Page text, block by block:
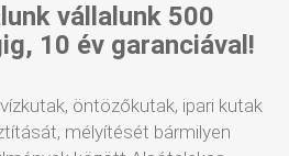
vállalunk 500
10 év garanciával!
öntözőkutak, ipari kutak
mélyítését bármilyen